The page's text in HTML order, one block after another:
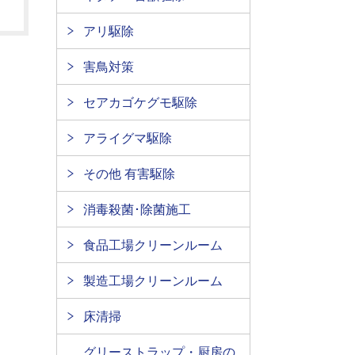
アリ駆除
害鳥対策
セアカゴケグモ駆除
アライグマ駆除
その他 有害駆除
消毒殺菌･除菌施工
食品工場クリーンルーム
製造工場クリーンルーム
床清掃
グリーストラップ・厨房の